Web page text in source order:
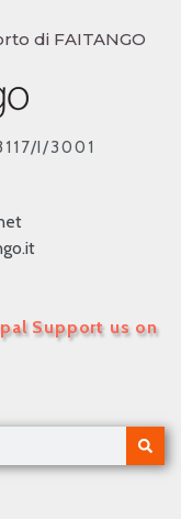
di FAITANGO
I/3001
Support us on